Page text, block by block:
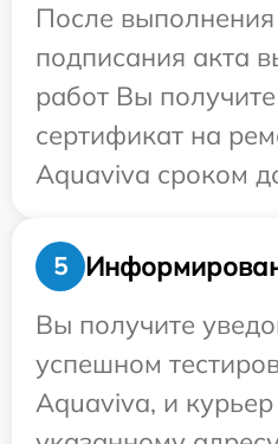
После выполнения
подписания акта
работ Вы
сертификат на
Aquaviva сроком
5
Вы получите
успешном
Aquaviva, и